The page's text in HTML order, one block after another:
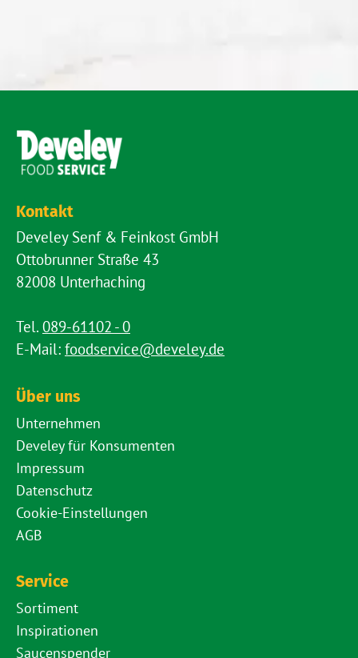
Kontakt
Develey Senf & Feinkost GmbH
Ottobrunner Straße 43
82008 Unterhaching
Tel. 089-61102 - 0
E-Mail: foodservice@develey.de
Über uns
Unternehmen
Develey für Konsumenten
Impressum
Datenschutz
Cookie-Einstellungen
AGB
Service
Sortiment
Inspirationen
Saucenspender